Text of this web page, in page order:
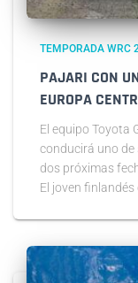
TEMPORADA WRC
PAJARI CON
EUROPA
El equipo Toyota
conducirá uno de
dos próximas
El joven